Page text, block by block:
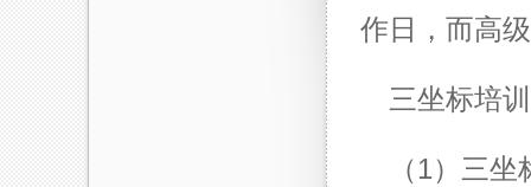
作日，而高
三坐标培训
（1）三